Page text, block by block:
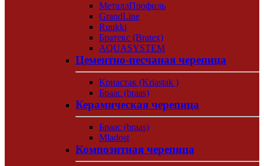
МеталлПрофиль
GrandLine
Ruukki
Братекс (Bratex)
AQUASYSTEM
Цементно-песчаная черепица
Криастак (Kriastak )
Браас (braas)
Керамическая черепица
Браас (braas)
Mladost
Композитная черепица